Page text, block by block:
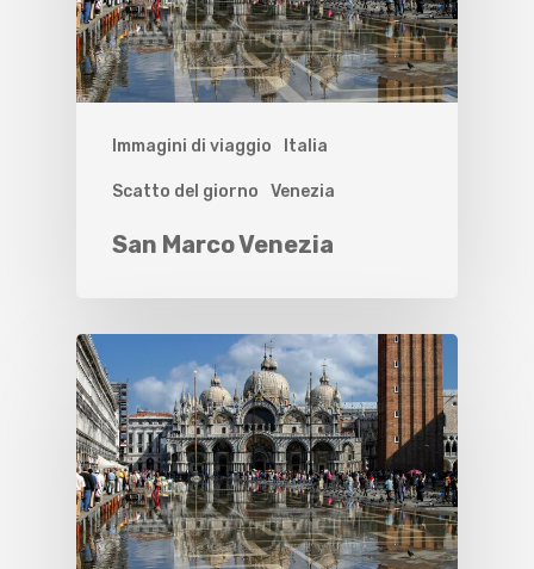
Immagini di viaggio Italia
Scatto del giorno Venezia
San Marco Venezia